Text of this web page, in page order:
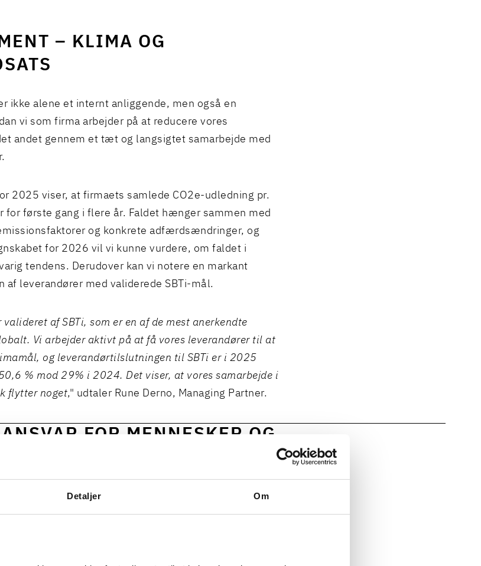
Detaljer Om
– KLIMA OG
ikke alene et internt anliggende, men også en
vi som firma arbejder på at reducere vores
andet gennem et tæt og langsigtet samarbejde med
2025 viser, at firmaets samlede CO2e-udledning pr.
for første gang i flere år. Faldet hænger sammen med
og konkrete adfærdsændringer, og
for 2026 vil vi kunne vurdere, om faldet i
tendens. Derudover kan vi notere en markant
af leverandører med validerede SBTi-mål.
valideret af SBTi, som er en af de mest anerkendte
Vi arbejder aktivt på at få vores leverandører til at
og leverandørtilslutningen til SBTi er i 2025
% mod 29% i 2024. Det viser, at vores samarbejde i
flytter noget," udtaler Rune Derno, Managing Partner.
FOR MENNESKER OG
overbevisning om, at mennesker skal have
det gælder karriereveje, demokratiske rettigheder og
Det menneskelige perspektiv, et sundt arbejdsliv og en